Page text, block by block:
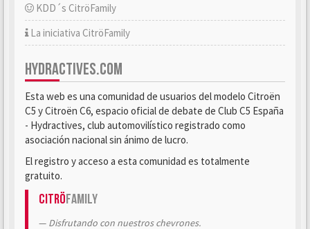
KDD´s CitröFamily
La iniciativa CitröFamily
HYDRACTIVES.COM
Esta web es una comunidad de usuarios del modelo Citroën
C5 y Citroën C6, espacio oficial de debate de Club C5 España
- Hydractives, club automovilístico registrado como
asociación nacional sin ánimo de lucro.
El registro y acceso a esta comunidad es totalmente
gratuito.
CitröFamily
Disfrutando con nuestros chevrones.